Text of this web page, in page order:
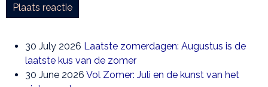
Plaats reactie
30 July 2026 Laatste zomerdagen: Augustus is de
laatste kus van de zomer
30 June 2026 Vol Zomer: Juli en de kunst van het